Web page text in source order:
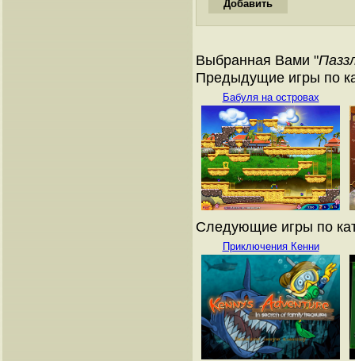
Выбранная Вами "
Предыдущие игры по
Бабуля на островах
Следующие игры по
Приключения Кенни